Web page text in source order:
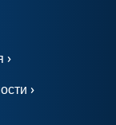
›
›